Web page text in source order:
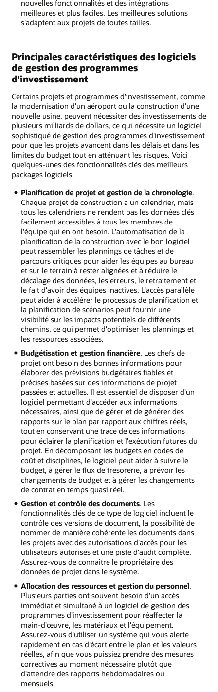
nouvelles fonctionnalités et des intégrations
meilleures et plus faciles. Les meilleures solutions
s'adaptent aux projets de toutes tailles.
Principales caractéristiques des logiciels
de gestion des programmes
d'investissement
Certains projets et programmes d'investissement, comme
la modernisation d'un aéroport ou la construction d'une
nouvelle usine, peuvent nécessiter des investissements de
plusieurs milliards de dollars, ce qui nécessite un logiciel
sophistiqué de gestion des programmes d'investissement
pour que les projets avancent dans les délais et dans les
limites du budget tout en atténuant les risques. Voici
quelques-unes des fonctionnalités clés des meilleurs
packages logiciels.
Planification de projet et gestion de la chronologie.
Chaque projet de construction a un calendrier, mais
tous les calendriers ne rendent pas les données clés
facilement accessibles à tous les membres de
l'équipe qui en ont besoin. L'automatisation de la
planification de la construction avec le bon logiciel
peut rassembler les plannings de tâches et de
parcours critiques pour aider les équipes au bureau
et sur le terrain à rester alignées et à réduire le
décalage des données, les erreurs, le retraitement et
le fait d'avoir des équipes inactives. L'accès parallèle
peut aider à accélérer le processus de planification et
la planification de scénarios peut fournir une
visibilité sur les impacts potentiels de différents
chemins, ce qui permet d'optimiser les plannings et
les ressources associées.
Budgétisation et gestion financière. Les chefs de
projet ont besoin des bonnes informations pour
élaborer des prévisions budgétaires fiables et
précises basées sur des informations de projet
passées et actuelles. Il est essentiel de disposer d'un
logiciel permettant d'accéder aux informations
nécessaires, ainsi que de gérer et de générer des
rapports sur le plan par rapport aux chiffres réels,
tout en conservant une trace de ces informations
pour éclairer la planification et l'exécution futures du
projet. En décomposant les budgets en codes de
coût et disciplines, le logiciel peut aider à suivre le
budget, à gérer le flux de trésorerie, à prévoir les
changements de budget et à gérer les changements
de contrat en temps quasi réel.
Gestion et contrôle des documents. Les
fonctionnalités clés de ce type de logiciel incluent le
contrôle des versions de document, la possibilité de
nommer de manière cohérente les documents dans
les projets avec des autorisations d'accès pour les
utilisateurs autorisés et une piste d'audit complète.
Assurez-vous de connaître le propriétaire des
données de projet dans le système.
Allocation des ressources et gestion du personnel.
Plusieurs parties ont souvent besoin d'un accès
immédiat et simultané à un logiciel de gestion des
programmes d'investissement pour réaffecter la
main-d'œuvre, les matériaux et l'équipement.
Assurez-vous d'utiliser un système qui vous alerte
rapidement en cas d'écart entre le plan et les valeurs
réelles, afin que vous puissiez prendre des mesures
correctives au moment nécessaire plutôt que
d'attendre des rapports hebdomadaires ou
mensuels.